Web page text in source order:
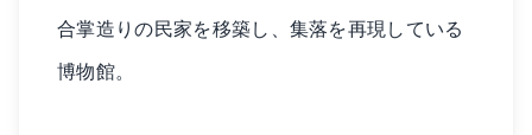
合掌造りの民家を移築し、集落を再現している
博物館。